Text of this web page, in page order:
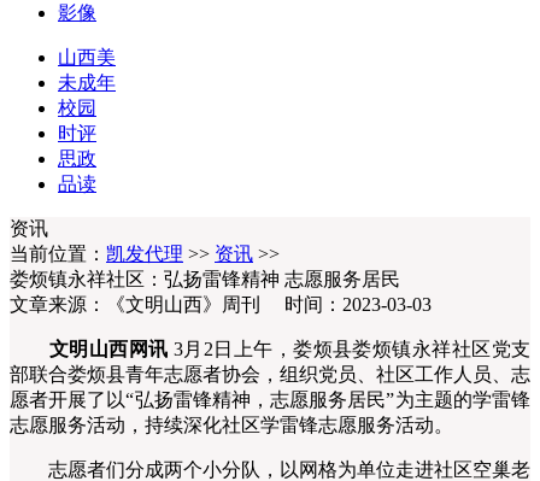
影像
山西美
未成年
校园
时评
思政
品读
资讯
当前位置： 凯发代理 >> 资讯 >>
娄烦镇永祥社区：弘扬雷锋精神 志愿服务居民
文章来源：《文明山西》周刊 时间：2023-03-03
文明山西网讯 3月2日上午，娄烦县娄烦镇永祥社区党支
部联合娄烦县青年志愿者协会，组织党员、社区工作人员、志
愿者开展了以“弘扬雷锋精神，志愿服务居民”为主题的学雷锋
志愿服务活动，持续深化社区学雷锋志愿服务活动。
志愿者们分成两个小分队，以网格为单位走进社区空巢老